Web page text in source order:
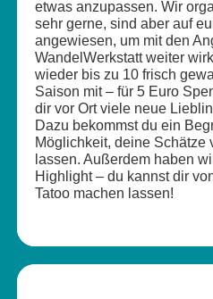
etwas anzupassen. Wir
sehr gerne, sind aber auf
angewiesen, um mit den
WandelWerkstatt weiter
wieder bis zu 10 frisch
Saison mit – für 5 Euro
dir vor Ort viele neue
Dazu bekommst du ein
Möglichkeit, deine Schätze
lassen. Außerdem haben
Highlight – du kannst dir
Tatoo machen lassen!